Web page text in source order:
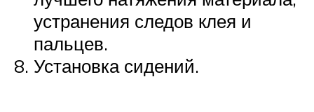
устранения следов клея и
пальцев.
Установка сидений.